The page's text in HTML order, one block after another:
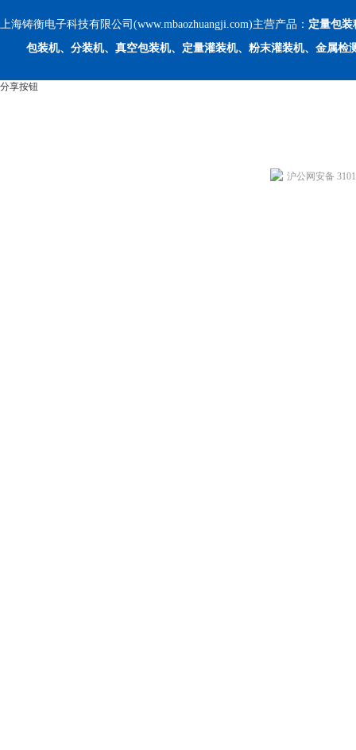
上海铸衡电子科技有限公司(www.mbaozhuangji.com)主营产品： 定量包装
包装机、分装机、真空包装机、定量灌装机、粉末灌装机、金属检
分享按钮
沪公网安备